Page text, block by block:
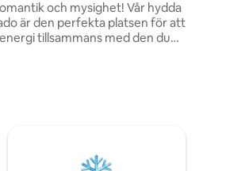
och mysighet! Vår hydda
är den perfekta platsen för att
tillsammans med den du
och lugnet i Serra Gaúcha,
du den perfekta balansen
2 DUSCHAR TILLSAMMANS